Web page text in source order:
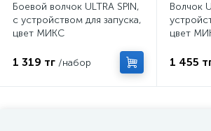
Боевой волчок ULTRA SPIN,
с устройством для запуска,
цвет МИКС
1 319 тг /набор
Волчок
цвет
1 455